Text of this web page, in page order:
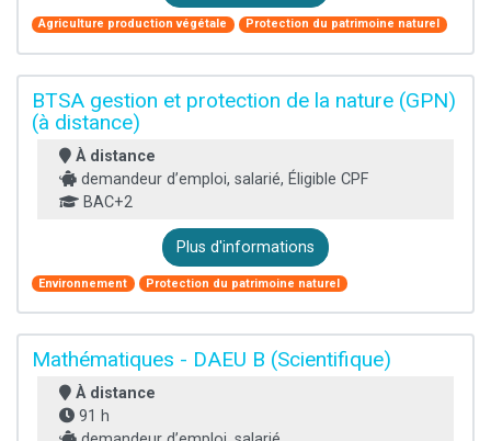
Agriculture production végétale Protection du patrimoine naturel
BTSA gestion et protection de la nature (GPN)
(à distance)
À distance
demandeur d’emploi, salarié, Éligible CPF
BAC+2
Plus d'informations
Environnement Protection du patrimoine naturel
Mathématiques - DAEU B (Scientifique)
À distance
91 h